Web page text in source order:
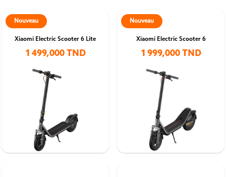
Xiaomi Electric Scooter 6 Lite
1 499,000 TND
Nouveau
Xiaomi Electric Scooter 6
1 999,000 TND
Nouveau